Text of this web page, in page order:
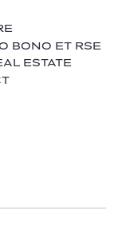
BONO ET RSE
ESTATE